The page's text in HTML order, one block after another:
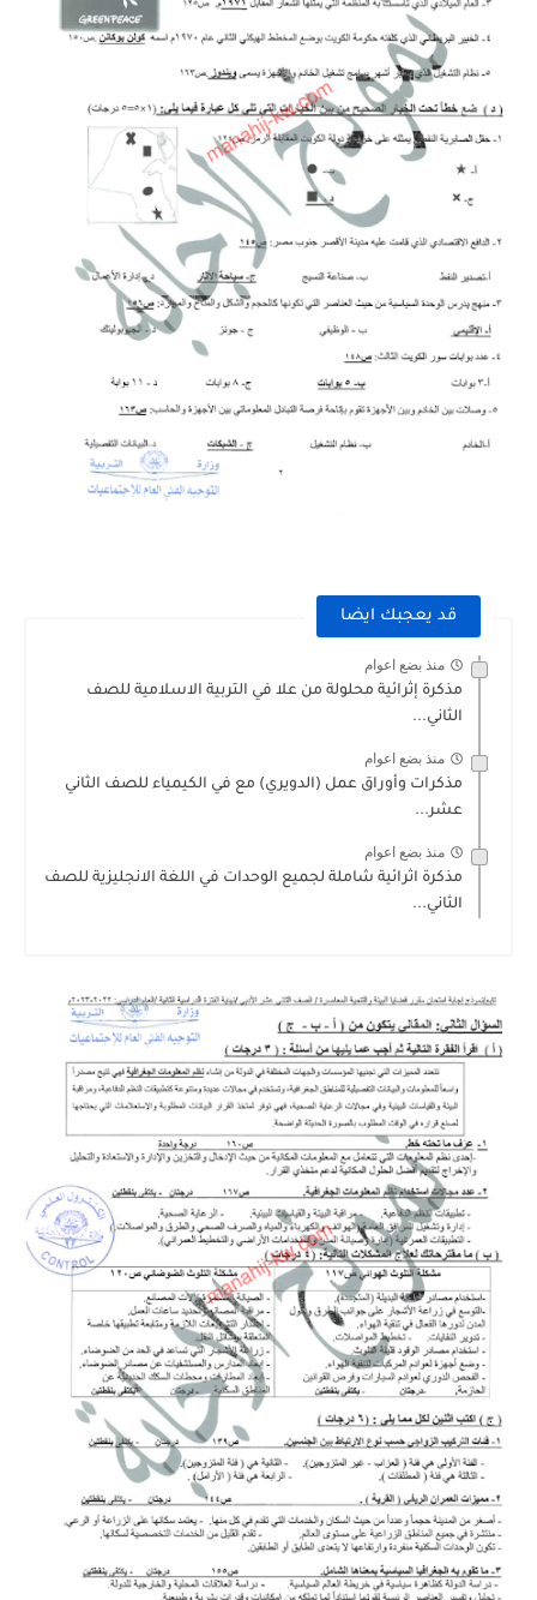
قد يعجبك ايضا
منذ بضع اعوام
مذكرة إثرائية محلولة من علا في التربية الاسلامية للصف
الثاني...
منذ بضع اعوام
مذكرات وأوراق عمل (الدويري) مع في الكيمياء للصف الثاني
عشر...
منذ بضع اعوام
مذكرة اثرائية شاملة لجميع الوحدات في اللغة الانجليزية للصف
الثاني...